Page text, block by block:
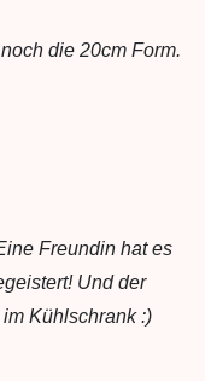
die 20cm Form.
Freundin hat es
Und der
Kühlschrank :)